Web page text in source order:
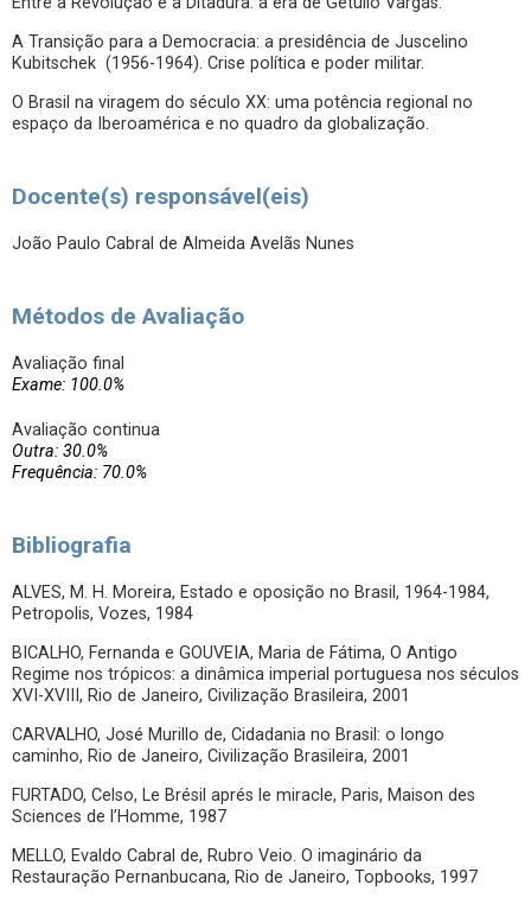
A Transição para a Democracia: a presidência de Juscelino
Kubitschek (1956-1964). Crise política e poder militar.
O Brasil na viragem do século XX: uma potência regional no
espaço da Iberoamérica e no quadro da globalização.
Docente(s) responsável(eis)
João Paulo Cabral de Almeida Avelãs Nunes
Métodos de Avaliação
Avaliação final
Exame: 100.0%
Avaliação continua
Outra: 30.0%
Frequência: 70.0%
Bibliografia
ALVES, M. H. Moreira, Estado e oposição no Brasil, 1964-1984,
Petropolis, Vozes, 1984
BICALHO, Fernanda e GOUVEIA, Maria de Fátima, O Antigo
Regime nos trópicos: a dinâmica imperial portuguesa nos séculos
XVI-XVIII, Rio de Janeiro, Civilização Brasileira, 2001
CARVALHO, José Murillo de, Cidadania no Brasil: o longo
caminho, Rio de Janeiro, Civilização Brasileira, 2001
FURTADO, Celso, Le Brésil aprés le miracle, Paris, Maison des
Sciences de l’Homme, 1987
MELLO, Evaldo Cabral de, Rubro Veio. O imaginário da
Restauração Pernanbucana, Rio de Janeiro, Topbooks, 1997